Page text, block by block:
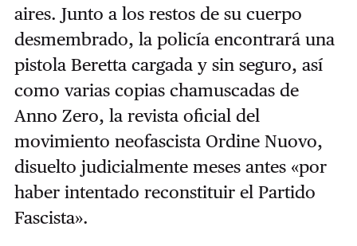
aires. Junto a los restos de su cuerpo
desmembrado, la policía encontrará una
pistola Beretta cargada y sin seguro, así
como varias copias chamuscadas de
Anno Zero, la revista oficial del
movimiento neofascista Ordine Nuovo,
disuelto judicialmente meses antes «por
haber intentado reconstituir el Partido
Fascista».